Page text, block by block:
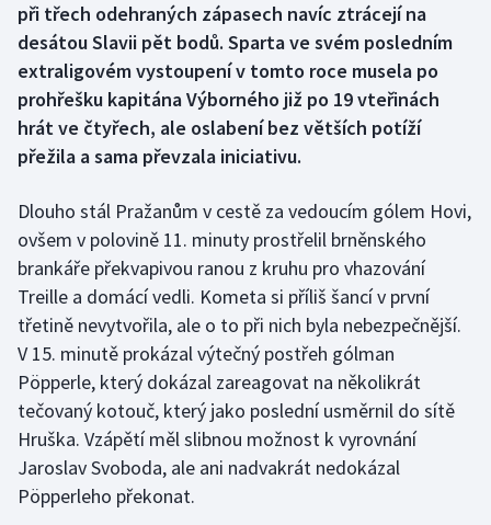
Florbal
Futsal
Golf
Gymnastika
Házená
Jezdectví
Judo
Krasobruslení
Lezení
Lyže a snowboard
při třech odehraných zápasech navíc ztrácejí na
desátou Slavii pět bodů. Sparta ve svém posledním
extraligovém vystoupení v tomto roce musela po
prohřešku kapitána Výborného již po 19 vteřinách
hrát ve čtyřech, ale oslabení bez větších potíží
přežila a sama převzala iniciativu.
Dlouho stál Pražanům v cestě za vedoucím gólem Hovi,
ovšem v polovině 11. minuty prostřelil brněnského
brankáře překvapivou ranou z kruhu pro vhazování
Treille a domácí vedli. Kometa si příliš šancí v první
třetině nevytvořila, ale o to při nich byla nebezpečnější.
V 15. minutě prokázal výtečný postřeh gólman
Pöpperle, který dokázal zareagovat na několikrát
tečovaný kotouč, který jako poslední usměrnil do sítě
Hruška. Vzápětí měl slibnou možnost k vyrovnání
Jaroslav Svoboda, ale ani nadvakrát nedokázal
Pöpperleho překonat.